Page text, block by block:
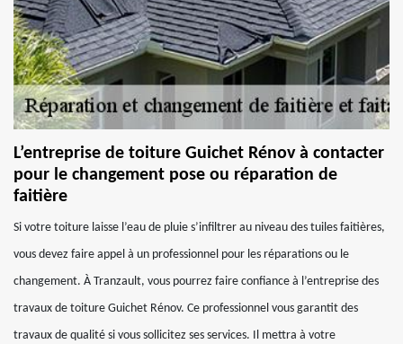
L’entreprise de toiture Guichet Rénov à contacter
pour le changement pose ou réparation de
faitière
Si votre toiture laisse l’eau de pluie s’infiltrer au niveau des tuiles faitières,
vous devez faire appel à un professionnel pour les réparations ou le
changement. À Tranzault, vous pourrez faire confiance à l’entreprise des
travaux de toiture Guichet Rénov. Ce professionnel vous garantit des
travaux de qualité si vous sollicitez ses services. Il mettra à votre